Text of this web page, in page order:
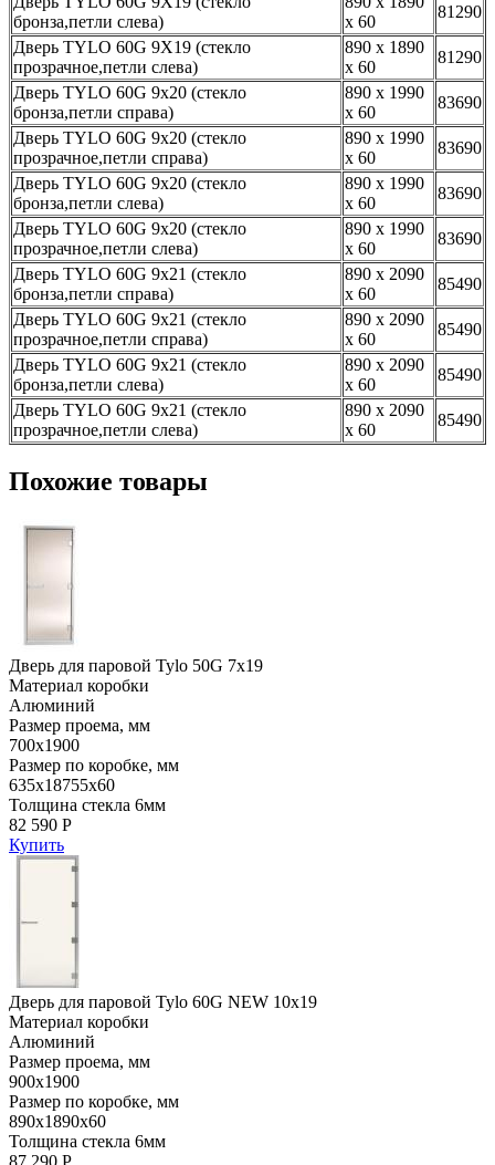
бронза,петли слева)
х 60
81290
Дверь TYLO 60G 9Х19 (стекло
прозрачное,петли слева)
890 х 1890
х 60
81290
Дверь TYLO 60G 9х20 (стекло
бронза,петли справа)
890 х 1990
х 60
83690
Дверь TYLO 60G 9х20 (стекло
прозрачное,петли справа)
890 х 1990
х 60
83690
Дверь TYLO 60G 9х20 (стекло
бронза,петли слева)
890 х 1990
х 60
83690
Дверь TYLO 60G 9х20 (стекло
прозрачное,петли слева)
890 х 1990
х 60
83690
Дверь TYLO 60G 9х21 (стекло
бронза,петли справа)
890 х 2090
х 60
85490
Дверь TYLO 60G 9х21 (стекло
прозрачное,петли справа)
890 х 2090
х 60
85490
Дверь TYLO 60G 9х21 (стекло
бронза,петли слева)
890 х 2090
х 60
85490
Дверь TYLO 60G 9х21 (стекло
прозрачное,петли слева)
890 х 2090
х 60
85490
Похожие товары
Дверь для паровой Tylo 50G 7х19
Материал коробки
Алюминий
Размер проема, мм
700х1900
Размер по коробке, мм
635х18755х60
Толщина стекла 6мм
82 590 Р
Купить
Дверь для паровой Tylo 60G NEW 10х19
Материал коробки
Алюминий
Размер проема, мм
900х1900
Размер по коробке, мм
890х1890х60
Толщина стекла 6мм
87 290 Р